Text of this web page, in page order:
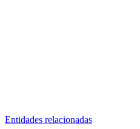
Entidades relacionadas